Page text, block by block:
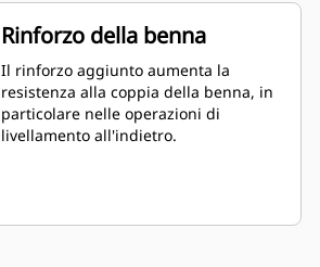
Rinforzo della benna
Il rinforzo aggiunto aumenta la
resistenza alla coppia della benna, in
particolare nelle operazioni di
livellamento all'indietro.